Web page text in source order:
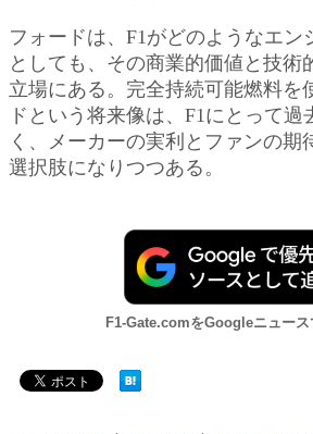
フォードは、F1がどのようなエン
としても、その商業的価値と技術
立場にある。完全持続可能燃料を
ドという将来像は、F1にとって過
く、メーカーの実利とファンの期
選択肢になりつつある。
F1-Gate.comをGoogleニュース